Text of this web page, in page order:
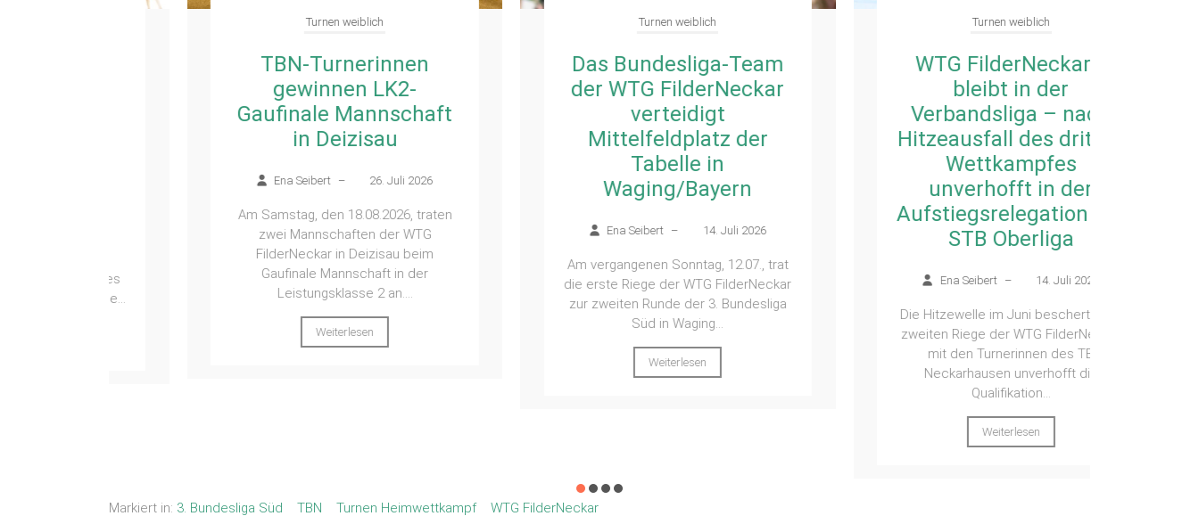
Turnen weiblich
TBN-Turnerinnen
gewinnen LK2-
Gaufinale Mannschaft
in Deizisau
– 26. Juli 2026
Am Samstag, den 18.08.2026, traten
zwei Mannschaften der WTG
FilderNeckar in Deizisau beim
Gaufinale Mannschaft in der
Leistungsklasse 2 an....
Turnen weiblich
Das Bundesliga-Team
der WTG FilderNeckar
verteidigt
Mittelfeldplatz der
Tabelle in
Waging/Bayern
– 14. Juli 2026
Am vergangenen Sonntag, 12.07., trat
die erste Riege der WTG FilderNeckar
zur zweiten Runde der 3. Bundesliga
Süd in Waging...
WTG FilderNeckar II
bleibt in der
Verbandsliga – nach
Hitzeausfall des dritten
Wettkampfes
unverhofft in der
Aufstiegsrelegation zur
STB Oberliga
– 14. Juli 2026
Die Hitzewelle im Juni bescherte der
zweiten Riege der WTG FilderNeckar
mit den Turnerinnen des TB
Neckarhausen unverhofft die
Qualifikation...
Markiert in: 3. Bundesliga Süd TBN Turnen Heimwettkampf WTG FilderNeckar